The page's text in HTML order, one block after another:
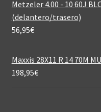
Metzeler 4.00 - 10 60J
(delantero/trasero)
56,95€
Maxxis 28X11 R 14 70M
198,95€